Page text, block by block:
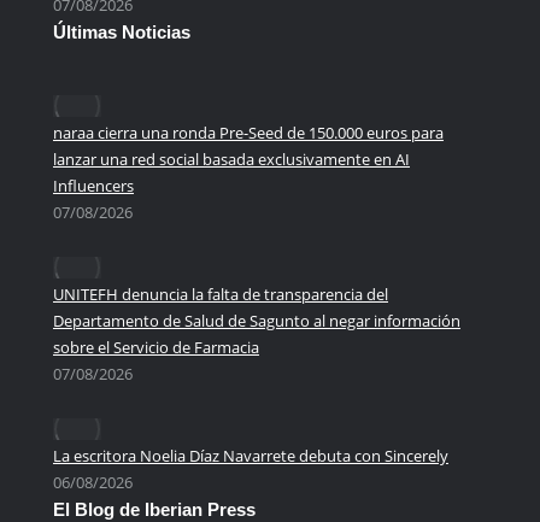
07/08/2026
Últimas Noticias
naraa cierra una ronda Pre-Seed de 150.000 euros para
lanzar una red social basada exclusivamente en AI
Influencers
07/08/2026
UNITEFH denuncia la falta de transparencia del
Departamento de Salud de Sagunto al negar información
sobre el Servicio de Farmacia
07/08/2026
La escritora Noelia Díaz Navarrete debuta con Sincerely
06/08/2026
El Blog de Iberian Press